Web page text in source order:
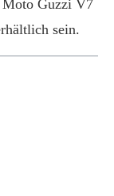
Guzzi V7
sein.